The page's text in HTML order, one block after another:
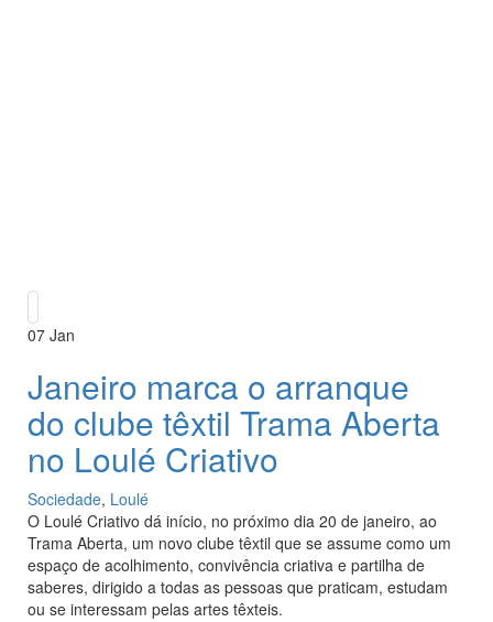
07 Jan
Janeiro marca o arranque
do clube têxtil Trama Aberta
no Loulé Criativo
Sociedade, Loulé
O Loulé Criativo dá início, no próximo dia 20 de janeiro, ao
Trama Aberta, um novo clube têxtil que se assume como um
espaço de acolhimento, convivência criativa e partilha de
saberes, dirigido a todas as pessoas que praticam, estudam
ou se interessam pelas artes têxteis.